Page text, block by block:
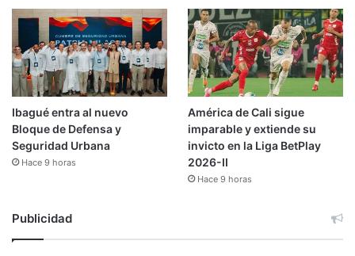
Ibagué entra al nuevo
Bloque de Defensa y
Seguridad Urbana
Hace 9 horas
América de Cali sigue
imparable y extiende su
invicto en la Liga BetPlay
2026-II
Hace 9 horas
Publicidad